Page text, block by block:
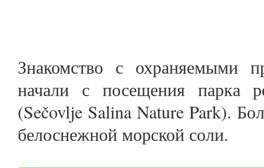
Знакомство с охраняемыми
начали с посещения парка
(Sečovlje Salina Nature Park).
белоснежной морской соли.